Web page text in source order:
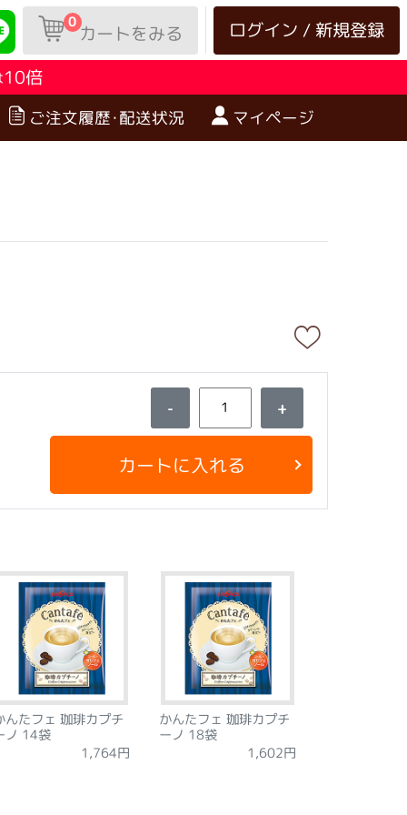
ログイン / 新規登録
0カートをみる
10倍
ご注文履歴･配送状況 マイページ
- +
カートに入れる
んたフェ 珈琲カプチ
ノ 14袋
1,764円
かんたフェ 珈琲カプチ
ーノ 18袋
1,602円